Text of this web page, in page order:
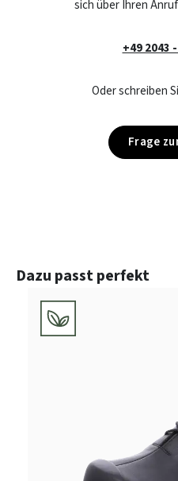
sich über Ihren
+49 2043
Oder schreiben
Frage
Produktgalerie überspringen
Dazu passt perfekt